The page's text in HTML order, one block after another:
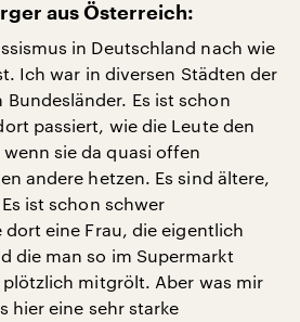
aus Österreich:
in Deutschland nach wie
Ich war in diversen Städten der
Es ist schon
passiert, wie die Leute den
sie da quasi offen
andere hetzen. Es sind ältere,
ist schon schwer
eine Frau, die eigentlich
die man so im Supermarkt
mitgrölt. Aber was mir
hier eine sehr starke